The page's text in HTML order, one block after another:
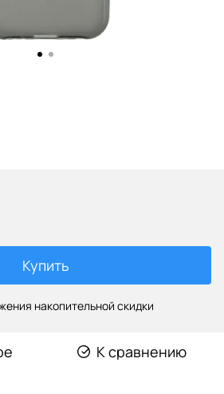
Купить
накопительной скидки
К сравнению